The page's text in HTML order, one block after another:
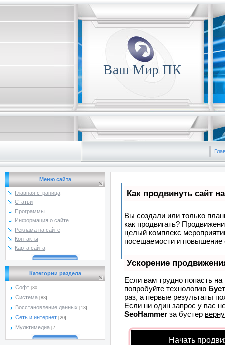
Ваш Мир ПК
Меню сайта
Главная страница
Статьи
Программы
Информация о сайте
Реклама на сайте
Контакты
Карта сайта
Категории раздела
Софт [30]
Система [83]
Восстановление данных [13]
Сеть и интернет [20]
Мультимедиа [7]
Как продвинуть сайт
Вы создали или только
как продвигать?
целый комплекс
посещаемости и повышение
Ускорение
Если вам трудно попасть
попробуйте технологию Буст
раз, а первые результаты
Если ни один запрос у вас
SeoHammer за бустер
Начать